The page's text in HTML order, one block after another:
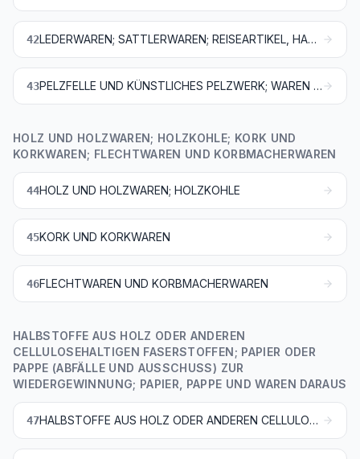
42 LEDERWAREN; SATTLERWAREN; REISEARTIKEL, HANDTASCHEN UND ÄHNLICHE BEHÄLTNISSE; WAREN AUS DÄRMEN
43 PELZFELLE UND KÜNSTLICHES PELZWERK; WAREN DARAUS
HOLZ UND HOLZWAREN; HOLZKOHLE; KORK UND
KORKWAREN; FLECHTWAREN UND KORBMACHERWAREN
44HOLZ UND HOLZWAREN; HOLZKOHLE
45KORK UND KORKWAREN
46FLECHTWAREN UND KORBMACHERWAREN
HALBSTOFFE AUS HOLZ ODER ANDEREN
CELLULOSEHALTIGEN FASERSTOFFEN; PAPIER ODER
PAPPE (ABFÄLLE UND AUSSCHUSS) ZUR
WIEDERGEWINNUNG; PAPIER, PAPPE UND WAREN DARAUS
47 HALBSTOFFE AUS HOLZ ODER ANDEREN CELLULOSEHALTIGEN FASERSTOFFEN; PAPIER ODER PAPPE (ABFÄLLE UND AUSSCHUSS) ZUR WIEDERGEWINNUNG